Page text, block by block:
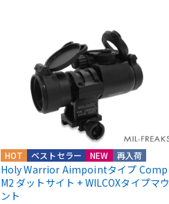
HOT NEW 再入荷
ベストセラー
Holy Warrior Aimpointタイプ Comp
M2 ダットサイト + WILCOXタイプマウ
ント